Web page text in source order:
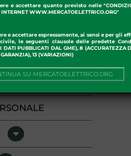
e accettare quanto previsto nelle
WWW.MERCATOELETTRICO.ORG"
e accettare espressamente, ai sensi e per gli
le seguenti clausole delle predette
DATI PUBBLICATI DAL GME), 8 (ACCURATEZZA
13 (VARIAZIONI)
SU MERCATOELETTRICO.ORG